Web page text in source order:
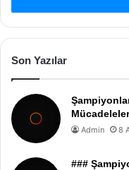
Son Yazılar
Mücadeleler
Admin 8
###